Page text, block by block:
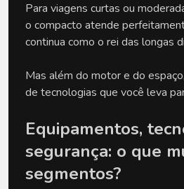
Para viagens curtas ou
o compacto atende
continua como o rei das longas
Mas além do motor e do
de tecnologias que você leva
Equipamentos,
segurança: o que
segmentos?